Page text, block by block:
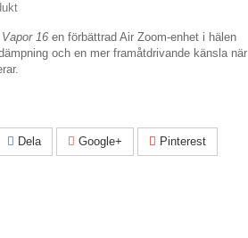
16 en förbättrad Air Zoom-enhet i hälen
och en mer framåtdrivande känsla när
Dela Google+ Pinterest